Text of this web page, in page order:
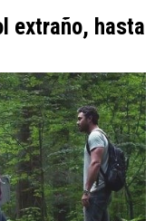
extraño, hasta